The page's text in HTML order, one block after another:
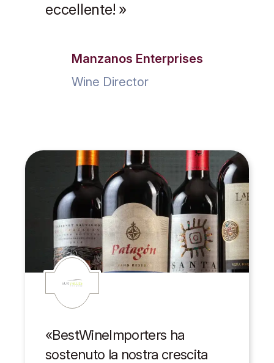
eccellente! »
Manzanos Enterprises
Wine Director
«BestWineImporters ha
sostenuto la nostra crescita